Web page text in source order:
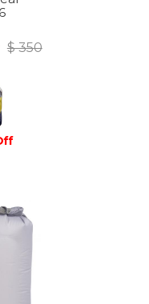
$ 350